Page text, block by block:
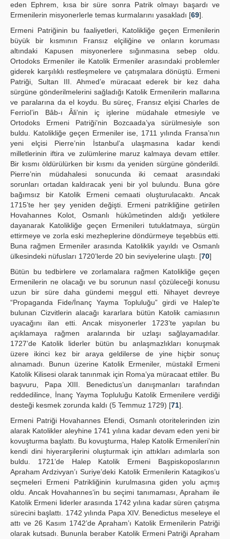
eden Ephrem, kısa bir süre sonra Patrik olmayı başardı ve
Ermenilerin misyonerlerle temas kurmalarını yasakladı [69].
Ermeni Patriğinin bu faaliyetleri, Katolikliğe geçen Ermenilerin
büyük bir kısmının Fransız elçiliğine ve onların koruması
altındaki Kapusen misyonerlere sığınmasına sebep oldu.
Ortodoks Ermeniler ile Katolik Ermeniler arasındaki problemler
giderek karşılıklı restleşmelere ve çatışmalara dönüştü. Ermeni
Patriği, Sultan III. Ahmed’e müracaat ederek bir kez daha
sürgüne gönderilmelerini sağladığı Katolik Ermenilerin mallarına
ve paralarına da el koydu. Bu süreç, Fransız elçisi Charles de
Ferriol’in Bâb-ı Âli’nin iç işlerine müdahale etmesiyle ve
Ortodoks Ermeni Patriği’nin Bozcaada’ya sürülmesiyle son
buldu. Katolikliğe geçen Ermeniler ise, 1711 yılında Fransa’nın
yeni elçisi Pierre’nin İstanbul’a ulaşmasına kadar kendi
milletlerinin iftira ve zulümlerine maruz kalmaya devam ettiler.
Bir kısmı öldürülürken bir kısmı da yeniden sürgüne gönderildi.
Pierre’nin müdahalesi sonucunda iki cemaat arasındaki
sorunları ortadan kaldıracak yeni bir yol bulundu. Buna göre
bağımsız bir Katolik Ermeni cemaati oluşturulacaktı. Ancak
1715’te her şey yeniden değişti. Ermeni patrikliğine getirilen
Hovahannes Kolot, Osmanlı hükûmetinden aldığı yetkilere
dayanarak Katolikliğe geçen Ermenileri tutuklatmaya, sürgün
ettirmeye ve zorla eski mezheplerine döndürmeye teşebbüs etti.
Buna rağmen Ermeniler arasında Katoliklik yayıldı ve Osmanlı
ülkesindeki nüfusları 1720’lerde 20 bin seviyelerine ulaştı. [70]
Bütün bu tedbirlere ve zorlamalara rağmen Katolikliğe geçen
Ermenilerin ne olacağı ve bu sorunun nasıl çözüleceği konusu
uzun bir süre daha gündemi meşgul etti. Nihayet devreye
“Propaganda Fide/İnanç Yayma Topluluğu” girdi ve Halep’te
bulunan Cizvitlerin alacağı kararlara bütün Katolik camiasının
uyacağını ilan etti. Ancak misyonerler 1723’te yapılan bu
açıklamaya rağmen aralarında bir uzlaşı sağlayamadılar.
1727’de Katolik liderler bütün bu anlaşmazlıkları konuşmak
üzere ikinci kez bir araya geldilerse de yine hiçbir sonuç
alınamadı. Bunun üzerine Katolik Ermeniler, müstakil Ermeni
Katolik Kilisesi olarak tanınmak için Roma’ya müracaat ettiler. Bu
başvuru, Papa XIII. Benedictus’un danışmanları tarafından
reddedilince, İnanç Yayma Topluluğu Katolik Ermenilere verdiği
desteği kesmek zorunda kaldı (5 Temmuz 1729) [71].
Ermeni Patriği Hovahannes Efendi, Osmanlı otoritelerinden izin
alarak Katolikler aleyhine 1741 yılına kadar devam eden yeni bir
kovuşturma başlattı. Bu kovuşturma, Halep Katolik Ermenileri’nin
kendi dini hiyerarşilerini oluşturmak için attıkları adımlarla son
buldu. 1721’de Halep Katolik Ermeni Başpiskoposlarının
Apraham Ardzivyan’ı Suriye’deki Katolik Ermenilerin Katagikos’u
seçmeleri Ermeni Patrikliğinin kurulmasına giden yolu açmış
oldu. Ancak Hovahannes’in bu seçimi tanımaması, Apraham ile
Katolik Ermeni liderler arasında 1742 yılına kadar süren çatışma
sürecini başlattı. 1742 yılında Papa XIV. Benedictus meseleye el
attı ve 26 Kasım 1742’de Apraham’ı Katolik Ermenilerin Patriği
olarak kutsadı. Bununla beraber Katolik Ermeni Patriği Apraham